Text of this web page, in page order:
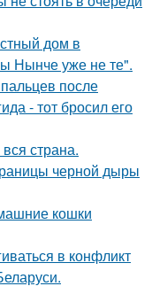
дом в
Нынче уже не те".
после
- тот бросил его
страна.
черной дыры
кошки
в конфликт